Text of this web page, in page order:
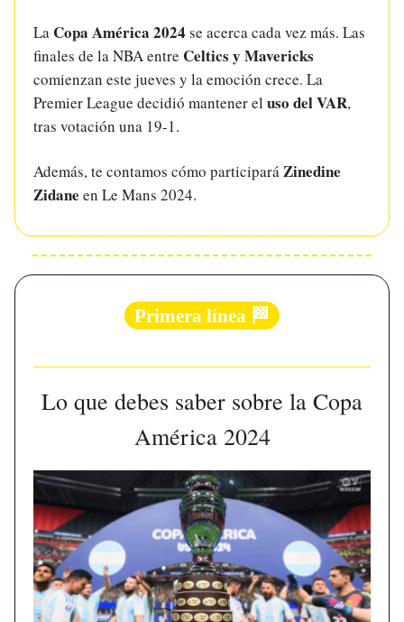
La Copa América 2024 se acerca cada vez más. Las
finales de la NBA entre Celtics y Mavericks
comienzan este jueves y la emoción crece. La
Premier League decidió mantener el uso del VAR,
tras votación una 19-1.
Además, te contamos cómo participaráZinedine
Zidane en Le Mans 2024.
Primera línea 🏁
Lo que debes saber sobre la Copa
América 2024